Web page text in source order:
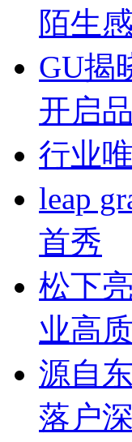
陌生
GU揭
开启
行业
leap
首秀
松下
业高
源自
落户